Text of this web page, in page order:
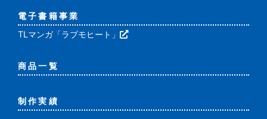
電子書籍事業
TLマンガ「ラブモヒート」
商品一覧
制作実績